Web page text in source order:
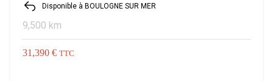
Disponible à BOULOGNE SUR MER
9,500 km
31,390 € TTC